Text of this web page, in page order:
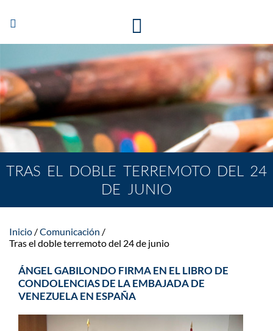
Abrir/Cerrar
navegación
TRAS EL DOBLE TERREMOTO DEL 24
DE JUNIO
Inicio
Comunicación
Tras el doble terremoto del 24 de junio
ÁNGEL GABILONDO FIRMA EN EL LIBRO DE
CONDOLENCIAS DE LA EMBAJADA DE
VENEZUELA EN ESPAÑA